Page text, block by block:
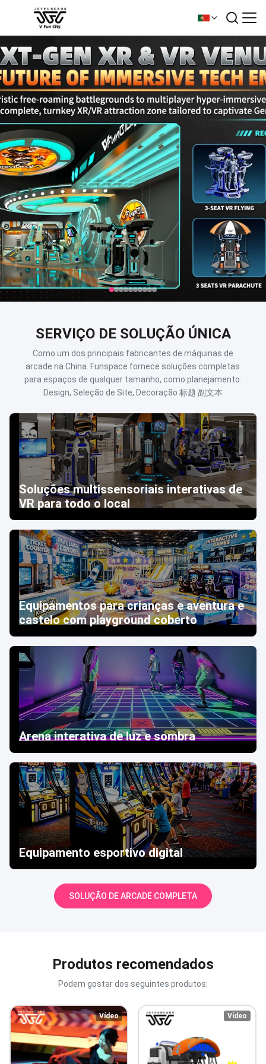
SERVIÇO DE SOLUÇÃO ÚNICA
Como um dos principais fabricantes de máquinas de
arcade na China. Funspace fornece soluções completas
para espaços de qualquer tamanho, como planejamento.
Design, Seleção de Site, Decoração 标题 副文本
Soluções multissensoriais interativas de
VR para todo o local
Equipamentos para crianças e aventura e
castelo com playground coberto
Arena interativa de luz e sombra
Equipamento esportivo digital
SOLUÇÃO DE ARCADE COMPLETA
Produtos recomendados
Podem gostar dos seguintes produtos:
Vídeo Vídeo